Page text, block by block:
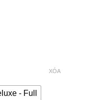
- Full
XÓA